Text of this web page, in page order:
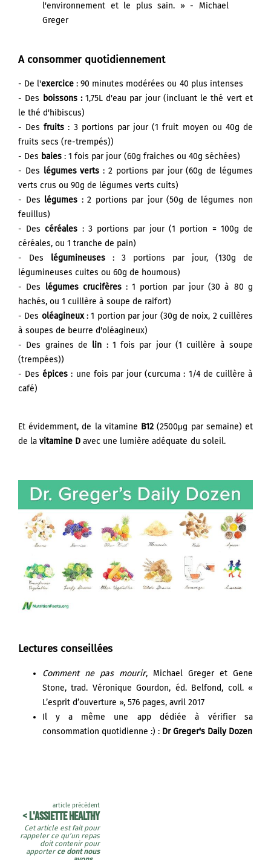
l'environnement et le plus sain. » - Michael
Greger
A consommer quotidiennement
- De l'exercice : 90 minutes modérées ou 40 plus intenses
- Des
boissons :1,75L d'eau par jour (incluant le thé vert et
le thé d'hibiscus)
- Desfruits : 3 portions par jour (1 fruit moyen ou 40g de
fruits secs (re-trempés))
- Des baies : 1 fois par jour (60g fraiches ou 40g séchées)
- Des légumes verts: 2 portions par jour (60g de légumes
verts crus ou 90g de légumes verts cuits)
- Des légumes : 2 portions par jour (50g de légumes non
feuillus)
- Des céréales : 3 portions par jour (1 portion = 100g de
céréales, ou 1 tranche de pain)
- Des légumineuses : 3 portions par jour, (130g de
légumineuses cuites ou 60g de houmous)
- Des légumes crucifères: 1 portion par jour (30 à 80 g
hachés, ou 1 cuillère à soupe de raifort)
- Des oléagineux: 1 portion par jour (30g de noix, 2 cuillères
à soupes de beurre d'oléagineux)
- Des graines de lin : 1 fois par jour (1 cuillère à soupe
(trempées))
- Desépices : une fois par jour (curcuma : 1/4 de cuillère à
café)
Et évidemment, de la vitamine B12 (2500μg par semaine) et
de la vitamine D avec une lumière adéquate du soleil.
Lectures conseillées
Comment ne pas mourir, Michael Greger et Gene
Stone, trad. Véronique Gourdon, éd. Belfond, coll. «
L’esprit d’ouverture », 576 pages, avril 2017
Il y a même une app dédiée à vérifier sa
consommation quotidienne :) : Dr Greger's Daily Dozen
article précédent
< L'ASSIETTE HEALTHY
Cet article est fait pour
rappeler ce qu’un repas
doit contenir pour
apporter ce dont nous